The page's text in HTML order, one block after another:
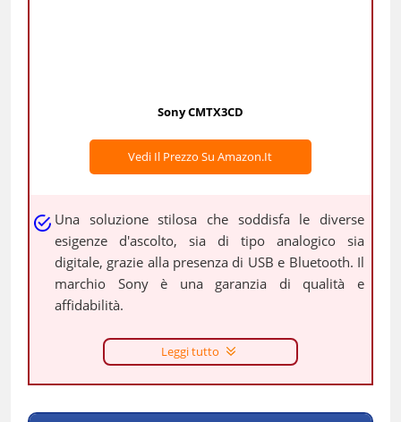
Sony CMTX3CD
Vedi Il Prezzo Su Amazon.it
Una soluzione stilosa che soddisfa le diverse
esigenze d'ascolto, sia di tipo analogico sia
digitale, grazie alla presenza di USB e Bluetooth. Il
marchio Sony è una garanzia di qualità e
affidabilità.
Leggi tutto